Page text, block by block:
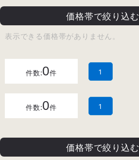
価格帯で絞り込む
表示できる価格帯がありません。
件数:0件 1
件数:0件 1
価格帯で絞り込む